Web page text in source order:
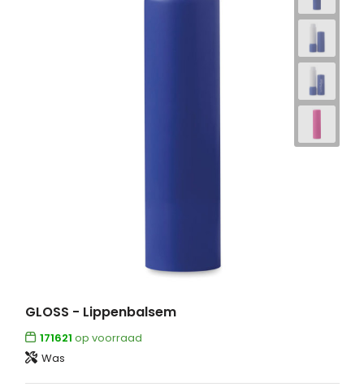
GLOSS - Lippenbalsem
171621 op voorraad
Was